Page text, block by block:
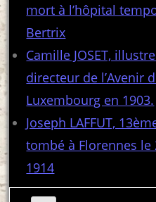
mort à l’hôpital
Bertrix
Camille JOSET,
directeur de l’Avenir
Luxembourg en 1903.
Joseph LAFFUT,
tombé à Florennes le
1914